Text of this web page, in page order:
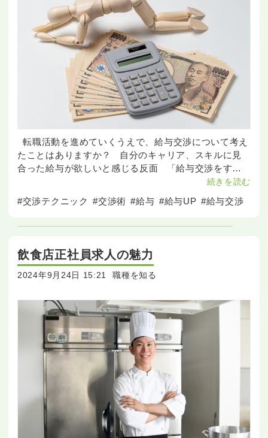
転職活動を進めていくうえで、給与交渉について考え
たことはありますか？ 自分のキャリア、スキルに見
合った給与が欲しいと感じる反面 「給与交渉をする
グでどう
#交渉テクニック #交渉術 #給与 #給与UP #給与交渉
続きを読む
飲食店正社員求人の魅力
2024年9月24日 15:21 職種を知る